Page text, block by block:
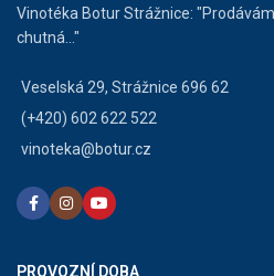
Vinotéka Botur Strážnice:
chutná..."
Veselská 29, Strážnice 696 62
(+420) 602 622 522
vinoteka@botur.cz
PROVOZNÍ DOBA